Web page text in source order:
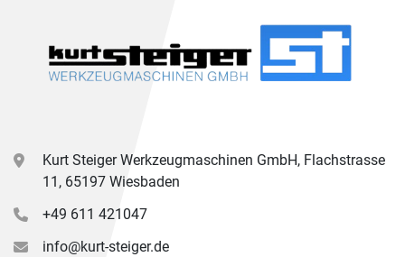
Kurt Steiger Werkzeugmaschinen GmbH, Flachstrasse
11, 65197 Wiesbaden
+49 611 421047
info@kurt-steiger.de